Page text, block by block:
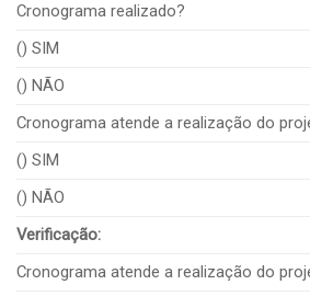
Cronograma realizado?
() SIM
() NÃO
Cronograma atende a realização do
() SIM
() NÃO
Verificação:
Cronograma atende a realização do